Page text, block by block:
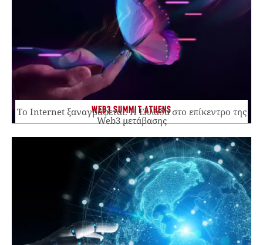
WEB3 SUMMIT ATHENS
Το Internet ξαναγράφεται. Η Ελλάδα στο επίκεντρο της
Web3 μετάβασης